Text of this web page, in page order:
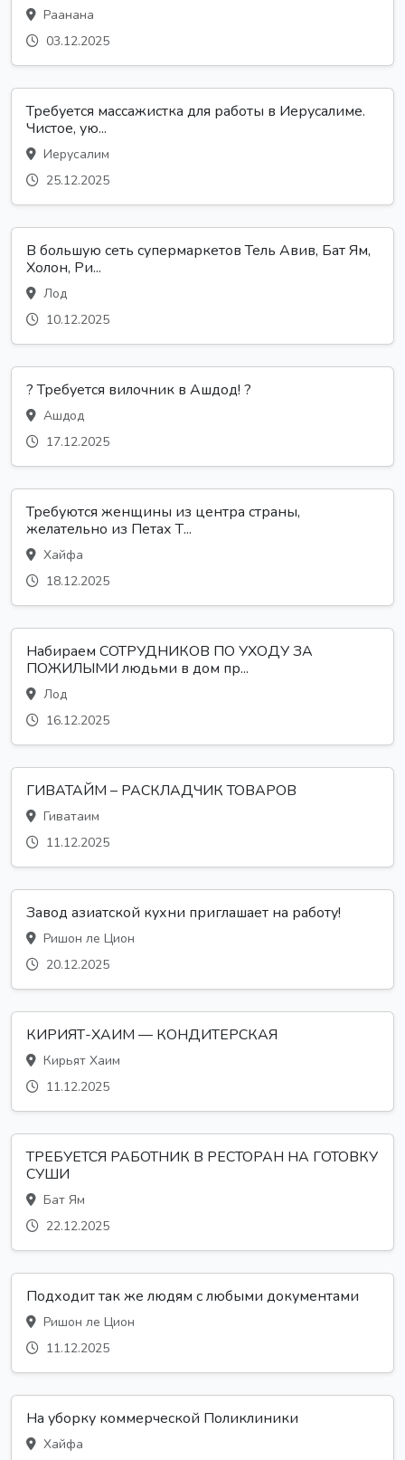
Раанана
03.12.2025
Требуется массажистка для работы в Иерусалиме.
Чистое, ую...
Иерусалим
25.12.2025
В большую сеть супермаркетов Тель Авив, Бат Ям,
Холон, Ри...
Лод
10.12.2025
? Требуется вилочник в Ашдод! ?
Ашдод
17.12.2025
Требуются женщины из центра страны,
желательно из Петах Т...
Хайфа
18.12.2025
Набираем СОТРУДНИКОВ ПО УХОДУ ЗА
ПОЖИЛЫМИ людьми в дом пр...
Лод
16.12.2025
ГИВАТАЙМ – РАСКЛАДЧИК ТОВАРОВ
Гиватаим
11.12.2025
Завод азиатской кухни приглашает на работу!
Ришон ле Цион
20.12.2025
КИРИЯТ-ХАИМ — КОНДИТЕРСКАЯ
Кирьят Хаим
11.12.2025
ТРЕБУЕТСЯ РАБОТНИК В РЕСТОРАН НА ГОТОВКУ
СУШИ
Бат Ям
22.12.2025
Подходит так же людям с любыми документами
Ришон ле Цион
11.12.2025
На уборку коммерческой Поликлиники
Хайфа